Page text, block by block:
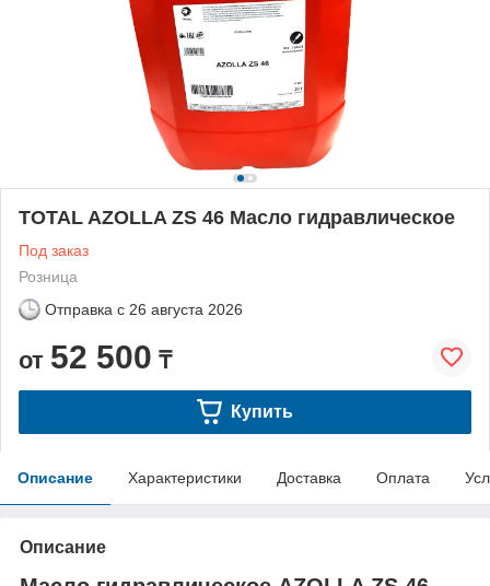
TOTAL AZOLLA ZS 46 Масло гидравлическое
Под заказ
Розница
Отправка с 26 августа 2026
от 52 500 ₸
Купить
Описание Характеристики Доставка Оплата
Описание